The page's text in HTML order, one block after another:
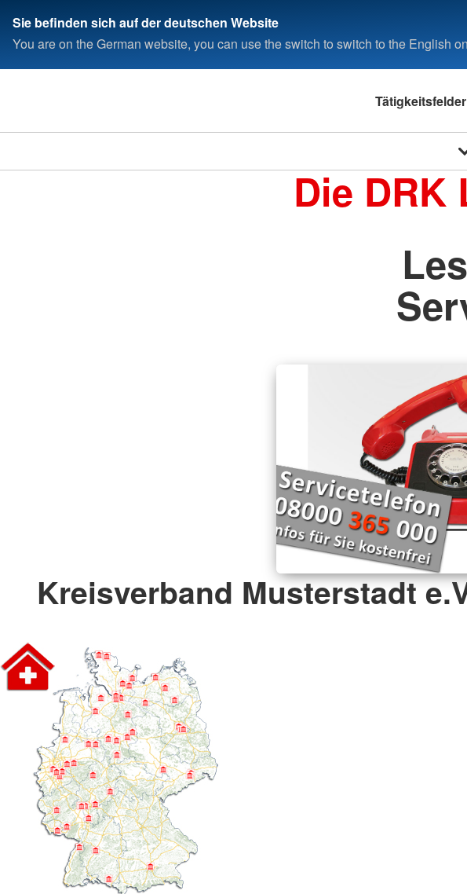
Sie befinden sich auf der deutschen Website
You are on the German website, you can use the switch to switch to the English
Tätigkeitsfelder
Die DRK
Kreisverband Musterstadt